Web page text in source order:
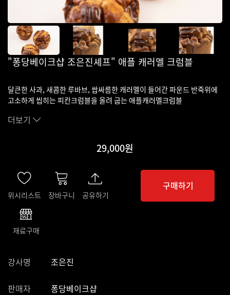
"퐁당베이크샵 조은진셰프" 애플 캐러멜 크럼블
달큰한 사과, 새콤한 루바브, 쌉싸름한 캐러멜이 들어간 파운드 반죽위에
고소하게 씹히는 피칸크럼블을 올려 굽는 애플캐러멜크럼블
더보기
29,000원
위시리스트 장바구니 공유하기
재료구매
구매하기
강사명 조은진
판매자 퐁당베이크샵